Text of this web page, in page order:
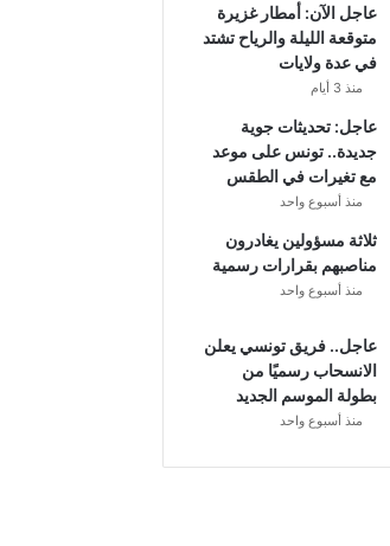
عاجل الآن: أمطار غزيرة
متوقعة الليلة والرياح تشتد
في عدة ولايات
منذ 3 أيام
عاجل: تحديثات جوية
جديدة.. تونس على موعد
مع تغيرات في الطقس
منذ أسبوع واحد
ثلاثة مسؤولين يغادرون
مناصبهم بقرارات رسمية
منذ أسبوع واحد
عاجل.. فريق تونسي يعلن
الانسحاب رسميًا من
بطولة الموسم الجديد
منذ أسبوع واحد